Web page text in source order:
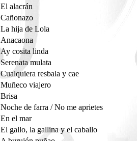
El alacrán
Cañonazo
La hija de Lola
Anacaona
Ay cosita linda
Serenata mulata
Cualquiera resbala y cae
Muñeco viajero
Brisa
Noche de farra / No me aprietes
En el mar
El gallo, la gallina y el caballo